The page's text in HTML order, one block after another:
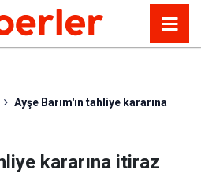
Ayşe Barım'ın tahliye kararına
kararına itiraz